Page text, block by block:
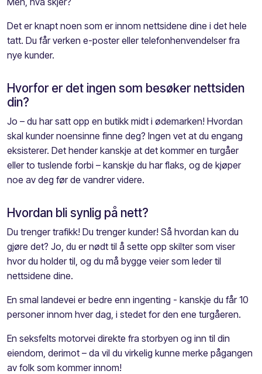
Det er knapt noen som er innom nettsidene dine i det hele
tatt. Du får verken e-poster eller telefonhenvendelser fra
nye kunder.
Hvorfor er det ingen som besøker nettsiden
din?
Jo – du har satt opp en butikk midt i ødemarken! Hvordan
skal kunder noensinne finne deg? Ingen vet at du engang
eksisterer. Det hender kanskje at det kommer en turgåer
eller to tuslende forbi – kanskje du har flaks, og de kjøper
noe av deg før de vandrer videre.
Hvordan bli synlig på nett?
Du trenger trafikk! Du trenger kunder! Så hvordan kan du
gjøre det? Jo, du er nødt til å sette opp skilter som viser
hvor du holder til, og du må bygge veier som leder til
nettsidene dine.
En smal landevei er bedre enn ingenting - kanskje du får 10
personer innom hver dag, i stedet for den ene turgåeren.
En seksfelts motorvei direkte fra storbyen og inn til din
eiendom, derimot – da vil du virkelig kunne merke pågangen
av folk som kommer innom!